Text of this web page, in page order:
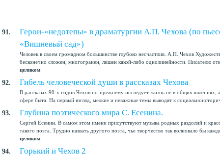
91.
Герои-«недотепы» в драматургии А.П. Чехова (по
«Вишневый сад»)
Человек в своем громадном большинстве глубоко несчастлив. А.П. Чехов
бесконечно сложен, многогранен, лишен какой-либо однолинейности. Писателю
целиком
92. Гибель человеческой души в рассказах Чехова
В рассказах 90-х годов Чехов по-прежнему исследует жизнь не в общих явлениях,
сфере быта. На первый взгляд, мелкие и неважные темы выводят к
93. Глубина поэтического мира С. Есенина.
Сергей Есенин. В самом этом имени присутствуют музыка родных раздолий и
такого поэта. Трудно назвать другого поэта, чье творчество так волновало бы
целиком
94. Горький и Чехов 2